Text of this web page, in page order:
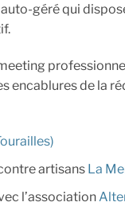
géré qui
encablures de la
artisans La
l’association